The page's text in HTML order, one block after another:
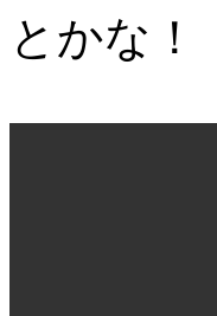
とかな！